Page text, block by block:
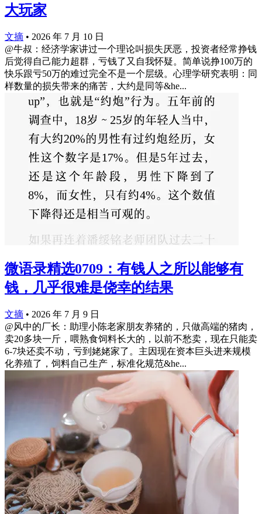
大玩家
文摘 • 2026 年 7 月 10 日
@牛叔：经济学家讲过一个理论叫损失厌恶，投资者经常挣钱
后觉得自己能力超群，亏钱了又自我怀疑。简单说挣100万的
快乐跟亏50万的难过完全不是一个层级。心理学研究表明：同
样数量的损失带来的痛苦，大约是同等&he...
微语录精选0709：有钱人之所以能够有
钱，几乎很难是侥幸的结果
文摘 • 2026 年 7 月 9 日
@风中的厂长：助理小陈老家朋友养猪的，只做高端的猪肉，
卖20多块一斤，喂熟食饲料长大的，以前不愁卖，现在只能卖
6-7块还卖不动，亏到姥姥家了。主因现在资本巨头进来规模
化养殖了，饲料自己生产，标准化规范&he...